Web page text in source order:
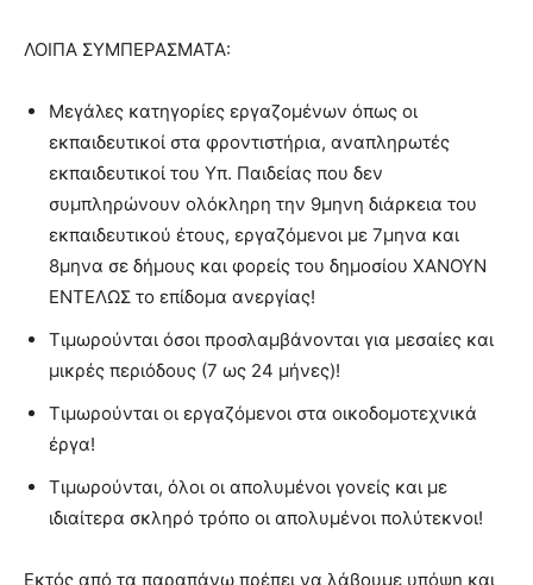
ΛΟΙΠΑ ΣΥΜΠΕΡΑΣΜΑΤΑ:
Μεγάλες κατηγορίες εργαζομένων όπως οι
εκπαιδευτικοί στα φροντιστήρια, αναπληρωτές
εκπαιδευτικοί του Υπ. Παιδείας που δεν
συμπληρώνουν ολόκληρη την 9μηνη διάρκεια του
εκπαιδευτικού έτους, εργαζόμενοι με 7μηνα και
8μηνα σε δήμους και φορείς του δημοσίου ΧΑΝΟΥΝ
ΕΝΤΕΛΩΣ το επίδομα ανεργίας!
Τιμωρούνται όσοι προσλαμβάνονται για μεσαίες και
μικρές περιόδους (7 ως 24 μήνες)!
Τιμωρούνται οι εργαζόμενοι στα οικοδομοτεχνικά
έργα!
Τιμωρούνται, όλοι οι απολυμένοι γονείς και με
ιδιαίτερα σκληρό τρόπο οι απολυμένοι πολύτεκνοι!
Εκτός από τα παραπάνω πρέπει να λάβουμε υπόψη και